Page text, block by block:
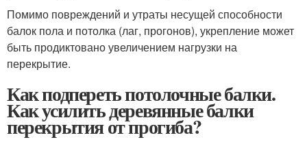
Помимо повреждений и утраты несущей способности
балок пола и потолка (лаг, прогонов), укрепление может
быть продиктовано увеличением нагрузки на
перекрытие.
Как подпереть потолочные балки.
Как усилить деревянные балки
перекрытия от прогиба?